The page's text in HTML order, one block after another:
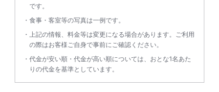
です。
食事・客室等の写真は一例です。
上記の情報、料金等は変更になる場合があります。ご利用
の際はお客様ご自身で事前にご確認ください。
代金が安い順・代金が高い順については、おとな1名あた
りの代金を基準としています。